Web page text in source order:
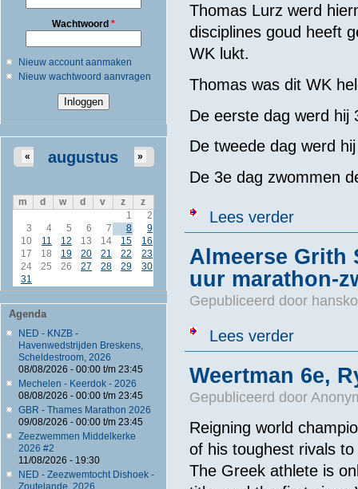
Wachtwoord *
Nieuw account aanmaken
Nieuw wachtwoord aanvragen
augustus
« »
m d w d v z
z
1
2
3
4 5 6 7 8
9
10
11 12 13 14 15
16
17
18 19 20 21 22
23
24
25 26 27 28 29
30
31
Agenda
NED - KNZB -
Havenwedstrijden Breskens,
Scheldestroom, 2026
08/08/2026 - 00:00t/m 23:45
Mechelen - Keerdok - 2026
08/08/2026 - 00:00t/m 23:45
GBR - Thames Marathon 2026
09/08/2026 - 00:00t/m 23:45
Zeezwemmen Middelkerke
2026 #2
11/08/2026 - 19:30
NED - Zeezwemtocht Dishoek -
Zoutelande, 2026
Thomas Lurz werd
disciplines goud heeft
WK lukt.
Thomas was dit WK
De eerste dag werd hij
De tweede dag werd
De 3e dag zwommen
Lees verderover Lurz
Almeerse Grith
uur marathon-
Gepubliceerd door
Lees verderover
Weertman 6e,
Gepubliceerd door
Reigning world
of his toughest rivals
The Greek athlete is